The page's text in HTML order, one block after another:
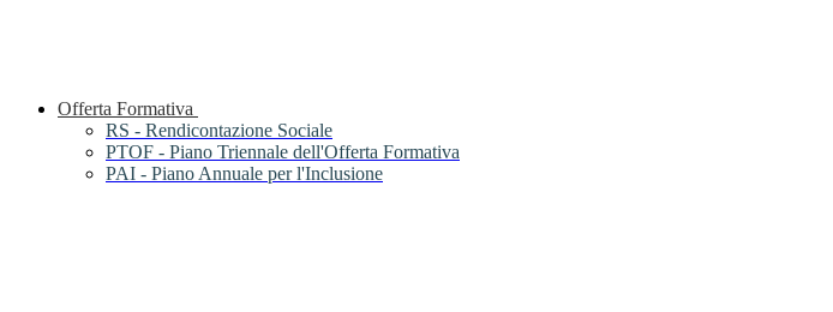
Offerta Formativa
RS - Rendicontazione Sociale
PTOF - Piano Triennale dell'Offerta Formativa
PAI - Piano Annuale per l'Inclusione